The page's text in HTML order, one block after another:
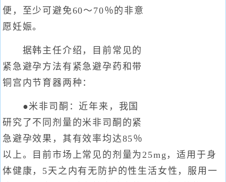
便，至少可避免60～70％的非意
愿妊娠。
据韩主任介绍，目前常见的
紧急避孕方法有紧急避孕药和带
铜宫内节育器两种：
●米非司酮：近年来，我国
研究了不同剂量的米非司酮的紧
急避孕效果，其有效率均达85％
以上。目前市场上常见的剂量为25mg，适用于身
体健康，5天之内有无防护的性生活女性，服用一